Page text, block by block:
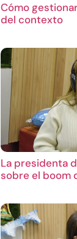
Cómo
del contexto
La presidenta
sobre el boom